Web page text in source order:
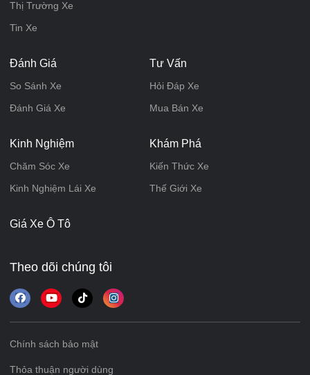
Thị Trường Xe
Tin Xe
Đánh Giá
So Sánh Xe
Đánh Giá Xe
Tư Vấn
Hỏi Đáp Xe
Mua Bán Xe
Kinh Nghiệm
Chăm Sóc Xe
Kinh Nghiệm Lái Xe
Khám Phá
Kiến Thức Xe
Thế Giới Xe
Giá Xe Ô Tô
Theo dõi chúng tôi
Chính sách bảo mật
Thỏa thuận người dùng